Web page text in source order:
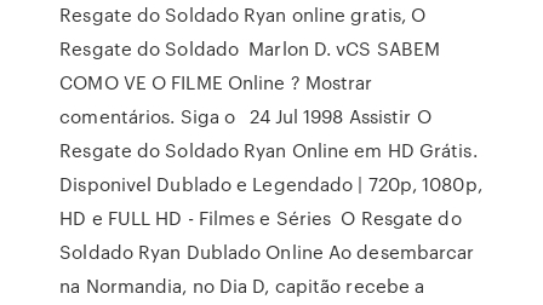
Resgate do Soldado Ryan online gratis, O
Resgate do Soldado Marlon D. vCS SABEM
COMO VE O FILME Online ? Mostrar
comentários. Siga o 24 Jul 1998 Assistir O
Resgate do Soldado Ryan Online em HD Grátis.
Disponivel Dublado e Legendado | 720p, 1080p,
HD e FULL HD - Filmes e Séries O Resgate do
Soldado Ryan Dublado Online Ao desembarcar
na Normandia, no Dia D, capitão recebe a